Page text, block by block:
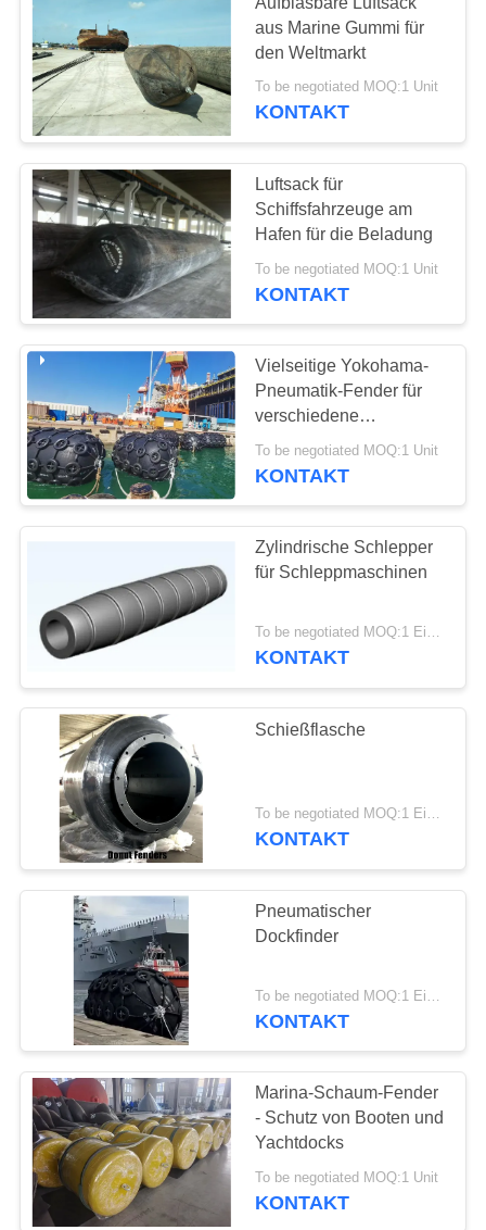
aus Marine Gummi für
den Weltmarkt
To be negotiated MOQ:1 Unit
KONTAKT
Luftsack für
Schiffsfahrzeuge am
Hafen für die Beladung
To be negotiated MOQ:1 Unit
KONTAKT
Vielseitige Yokohama-
Pneumatik-Fender für
verschiedene
Anwendungen und
Bedingungen auf See
To be negotiated MOQ:1 Unit
KONTAKT
Zylindrische Schlepper
für Schleppmaschinen
To be negotiated MOQ:1 Einheit
KONTAKT
Schießflasche
To be negotiated MOQ:1 Einheit
KONTAKT
Pneumatischer
Dockfinder
KONTAKT
Marina-Schaum-Fender
- Schutz von Booten und
Yachtdocks
To be negotiated MOQ:1 Unit
KONTAKT